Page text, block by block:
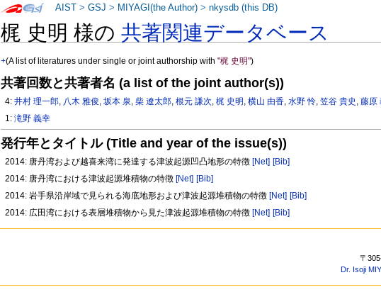
梶 史明 様の共著関連データベース
+(A list of literatures under single or joint authorship with"梶 史明")
共著回数と共著者名 (a list of the joint author(s))
4:井村 理一郎, 八木 雅俊,坂本 泉,柴 遼太郎,根元 謙次,梶 史明 ,横山 由香,水野 怜,笠谷 貴史 ,藤原
1:滝野 義幸
発行年とタイトル (Title and year of the issue(s))
2014: 唐丹湾および越喜来湾に発達する津波起源凹凸地形の特徴 [Net] [Bib]
2014: 唐丹湾における津波起源堆積物の特徴 [Net] [Bib]
2014: 岩手県沿岸域で見られる海底地形および津波起源堆積物の特徴 [Net] [Bib]
2014: 広田湾における表層堆積物から見た津波起源堆積物の特徴 [Net] [Bib]
AIST >GSJ > MIYAGI(the Author) >nkysdb (this DB)
〒
Dr. Isoji